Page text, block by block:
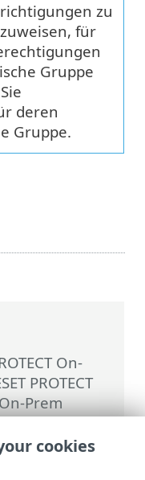
On-
PROTECT
On-Prem
>
>
zu
für
Gruppe
deren
Gruppe.
cookies